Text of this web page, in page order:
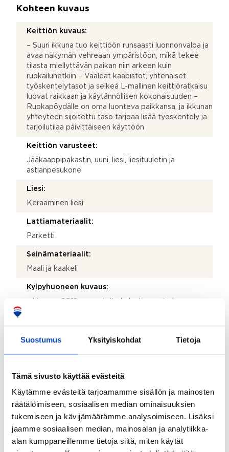
Suostumus Yksityiskohdat Tietoja
Tämä sivusto käyttää evästeitä
Käytämme evästeitä tarjoamamme sisällön ja mainosten
räätälöimiseen, sosiaalisen median ominaisuuksien
tukemiseen ja kävijämäärämme analysoimiseen. Lisäksi
jaamme sosiaalisen median, mainosalan ja analytiikka-
alan kumppaneillemme tietoja siitä, miten käytät
Kohteen kuvaus
Keittiön kuvaus:
– Suuri ikkuna tuo keittiöön runsaasti luonnonvaloa ja
avaa näkymän vehreään ympäristöön, mikä tekee
tilasta miellyttävän paikan niin arkeen kuin
ruokailuhetkiin – Vaaleat kaapistot, yhtenäiset
työskentelytasot ja selkeä L-mallinen keittiöratkaisu
luovat raikkaan ja käytännöllisen kokonaisuuden –
Ruokapöydälle on oma luonteva paikkansa, ja ikkunan
yhteyteen sijoitettu taso tarjoaa lisää työskentely ja
tarjoilutilaa päivittäiseen käyttöön
Keittiön varusteet:
Jääkaappipakastin, uuni, liesi, liesituuletin ja
astianpesukone
Liesi:
Keraaminen liesi
Lattiamateriaalit:
Parketti
Seinämateriaalit:
Maali ja kaakeli
Kylpyhuoneen kuvaus:
allaskaapiston ja pesukoneliitännän toimivaksi
kokonaisuudeksi, jossa arjen tarpeet on huomioitu
Kylpyhuoneen varusteet:
WC-istuin, suihku, pesuallas, allaskaappi, peilikaappi ja
pesukoneliitäntä
Laatta